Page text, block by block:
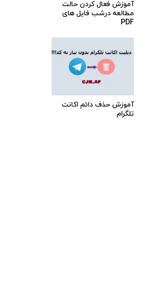
آموزش فعال کردن حالت
مطالعه درشب فایل های
PDF
آموزش حذف دائم اکانت
تلگرام